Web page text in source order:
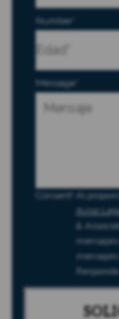
Number
Message
Consent
Al
Aviso
&